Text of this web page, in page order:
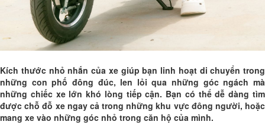
Kích thước nhỏ nhắn của xe giúp bạn linh hoạt di chuyển trong
những con phố đông đúc, len lỏi qua những góc ngách mà
những chiếc xe lớn khó lòng tiếp cận. Bạn có thể dễ dàng tìm
được chỗ đỗ xe ngay cả trong những khu vực đông người, hoặc
mang xe vào những góc nhỏ trong căn hộ của mình.